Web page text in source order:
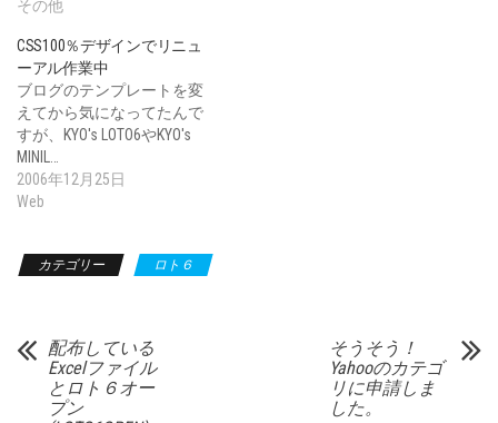
その他
CSS100％デザインでリニュ
ーアル作業中
ブログのテンプレートを変
えてから気になってたんで
すが、KYO's LOTO6やKYO's
MINIL…
2006年12月25日
Web
カテゴリー ロト６
配布している
Excelファイル
とロト６オー
プン
そうそう！
Yahooのカテゴ
リに申請しま
した。